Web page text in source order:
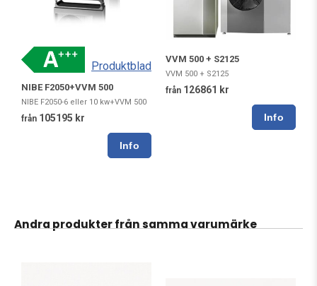
Produktblad
NIBE F2050+VVM 500
NIBE F2050-6 eller 10 kw+VVM 500
från 105195 kr
VVM 500 + S2125
VVM 500 + S2125
från 126861 kr
Andra produkter från samma varumärke